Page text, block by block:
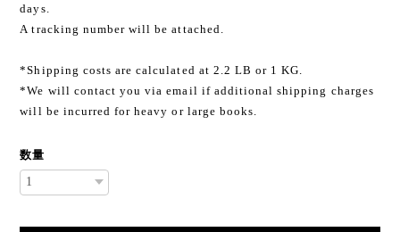
days.
A tracking number will be attached.
*Shipping costs are calculated at 2.2 LB or 1 KG.
*We will contact you via email if additional shipping charges
will be incurred for heavy or large books.
数量